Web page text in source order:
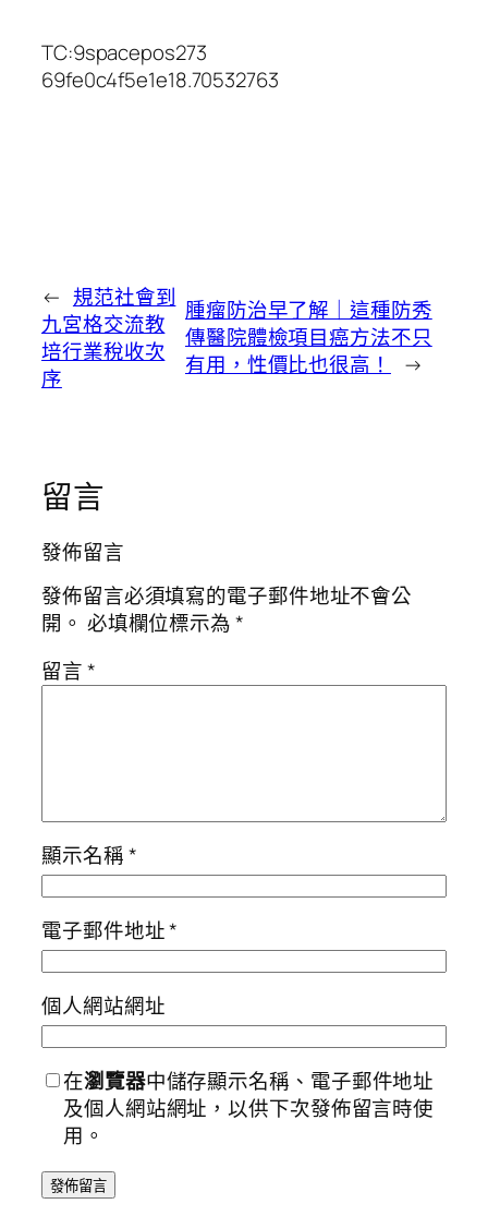
TC:9spacepos273
69fe0c4f5e1e18.70532763
← 規范社會到
九宮格交流教
培行業稅收次
序
腫瘤防治早了解｜這種防秀
傳醫院體檢項目癌方法不只
有用，性價比也很高！
→
留言
發佈留言
發佈留言必須填寫的電子郵件地址不會公
開。 必填欄位標示為*
留言*
顯示名稱*
電子郵件地址*
個人網站網址
在瀏覽器中儲存顯示名稱、電子郵件地址
及個人網站網址，以供下次發佈留言時使
用。